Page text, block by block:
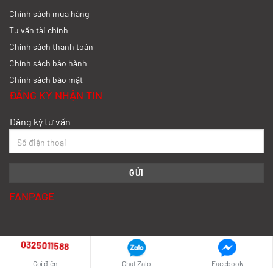
Nên chọn dòng nào?
Nên mua xe tải SRM T30 vs Suzuki Carry
Pro? So sánh chi tiết
Chính sách mua hàng
Tư vấn tài chính
Chính sách thanh toán
Chính sách bảo hành
Chính sách bảo mật
ĐĂNG KÝ NHẬN TIN
Đăng ký tư vấn
FANPAGE
SRM Phú Tài - Showroom 4S Dòng Xe SRM
0325011588
Gọi điện Chat Zalo Facebook